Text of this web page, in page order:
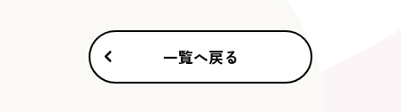
一覧へ戻る